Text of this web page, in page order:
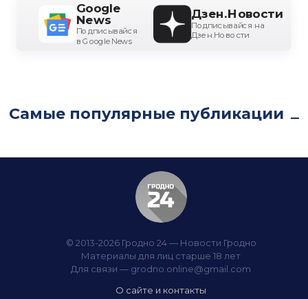
Google
News
Подписывайся
в Google News
Дзен.Новости
Подписывайся на
Дзен.Новости
Самые популярные публикации
© 2013-2026 Гродно 24 — Новости Гродно
Материалы для лиц старше 18 лет
Для связи — grodno.online@gmail.com
О сайте и контакты